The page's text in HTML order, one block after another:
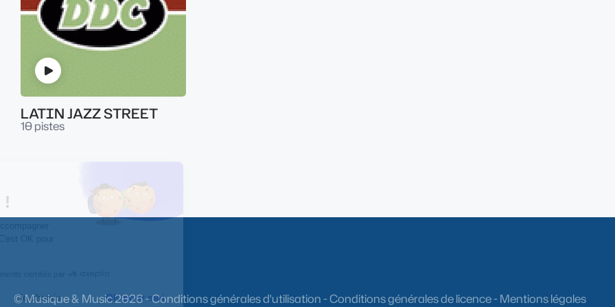
LATIN JAZZ STREET
10 pistes
© Musique & Music2026-Conditions générales d'utilisation-Conditions générales de licence-Mentions légales